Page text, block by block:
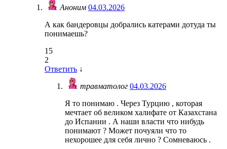
Аноним 04.03.2026
А как бандеровцы добрались катерами дотуда ты
понимаешь?
15
2
Ответить ↓
травматолог 04.03.2026
Я то понимаю . Через Турцию , которая
мечтает об великом халифате от Казахстана
до Испании . А наши власти что нибудь
понимают ? Может почуяли что то
нехорошее для себя лично ? Сомневаюсь .